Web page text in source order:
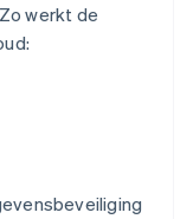
werkt de